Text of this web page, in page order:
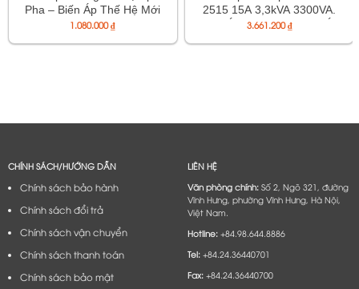
Pha – Biến Áp Thế Hệ Mới
Loại Phổ Thông – Mã
1.080.000₫
2515 15A 3,3kVA 3300VA.
Điện Áp Vào 220V, Điên Áp
3.661.200₫
CHÍNH SÁCH/HƯỚNG DẪN
Chính sách bảo hành
Chính sách đổi trả
Chính sách vận chuyển
Chính sách thanh toán
Chính sách bảo mật
LIÊN HỆ
Văn phòng chính:Số 2, Ngõ 321, đường
Vĩnh Hưng, phường Vĩnh Hưng, Hà Nội,
Việt Nam.
Hotline:+84.98.644.8886
Tel:+84.24.36440701
Fax:+84.24.36440700